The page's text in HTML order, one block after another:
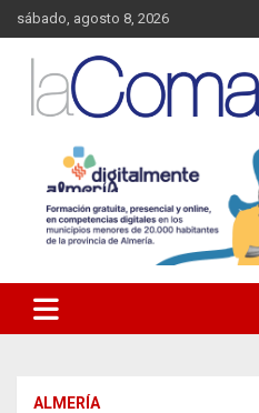
Saltar
al
contenido
sábado, agosto 8, 2026
La Comarca –
Almanzora
Almanzora y sus localidades.
ALMERÍA